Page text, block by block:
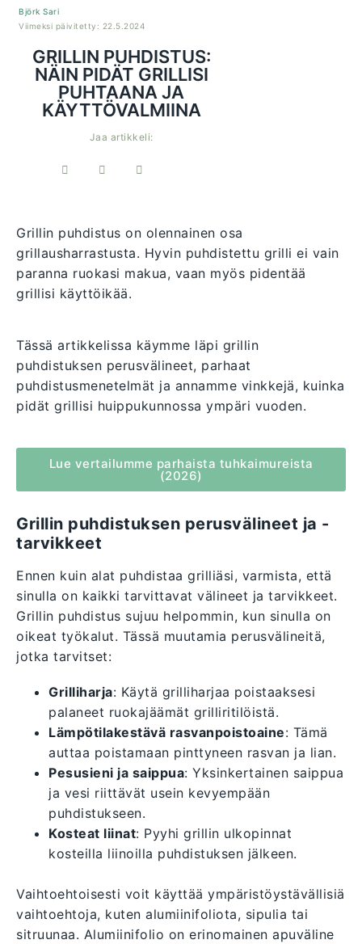
Björk Sari
Viimeksi päivitetty: 22.5.2024
GRILLIN PUHDISTUS:
NÄIN PIDÄT GRILLISI
PUHTAANA JA
KÄYTTÖVALMIINA
Jaa artikkeli:
Grillin puhdistus on olennainen osa
grillausharrastusta. Hyvin puhdistettu grilli ei vain
paranna ruokasi makua, vaan myös pidentää
grillisi käyttöikää.
Tässä artikkelissa käymme läpi grillin
puhdistuksen perusvälineet, parhaat
puhdistusmenetelmät ja annamme vinkkejä, kuinka
pidät grillisi huippukunnossa ympäri vuoden.
Lue vertailumme parhaista tuhkaimureista
(2026)
Grillin puhdistuksen perusvälineet ja -
tarvikkeet
Ennen kuin alat puhdistaa grilliäsi, varmista, että
sinulla on kaikki tarvittavat välineet ja tarvikkeet.
Grillin puhdistus sujuu helpommin, kun sinulla on
oikeat työkalut. Tässä muutamia perusvälineitä,
jotka tarvitset:
Grilliharja: Käytä grilliharjaa poistaaksesi
palaneet ruokajäämät grilliritilöistä.
Lämpötilakestävä rasvanpoistoaine: Tämä
auttaa poistamaan pinttyneen rasvan ja lian.
Pesusieni ja saippua: Yksinkertainen saippua
ja vesi riittävät usein kevyempään
puhdistukseen.
Kosteat liinat: Pyyhi grillin ulkopinnat
kosteilla liinoilla puhdistuksen jälkeen.
Vaihtoehtoisesti voit käyttää ympäristöystävällisiä
vaihtoehtoja, kuten alumiinifoliota, sipulia tai
sitruunaa. Alumiinifolio on erinomainen apuväline